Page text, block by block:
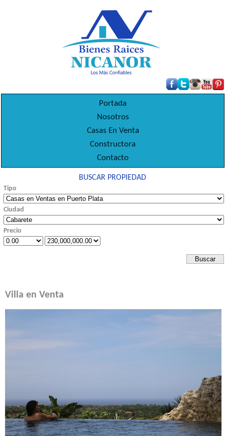
Portada
Nosotros
Casas En Venta
Constructora
Contacto
BUSCAR PROPIEDAD
Tipo
Ciudad
Precio
Villa en Venta